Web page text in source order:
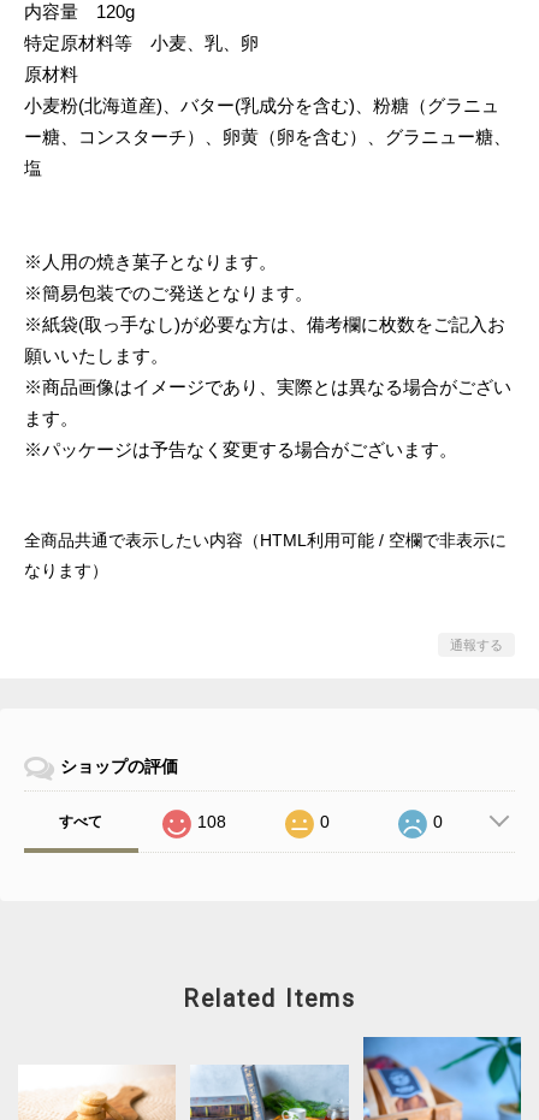
内容量 120g
特定原材料等 小麦、乳、卵
原材料
小麦粉(北海道産)、バター(乳成分を含む)、粉糖（グラニュ
ー糖、コンスターチ）、卵黄（卵を含む）、グラニュー糖、
塩
※人用の焼き菓子となります。
※簡易包装でのご発送となります。
※紙袋(取っ手なし)が必要な方は、備考欄に枚数をご記入お
願いいたします。
※商品画像はイメージであり、実際とは異なる場合がござい
ます。
※パッケージは予告なく変更する場合がございます。
全商品共通で表示したい内容（HTML利用可能 / 空欄で非表示に
なります）
通報する
ショップの評価
すべて 108 0 0
Related Items